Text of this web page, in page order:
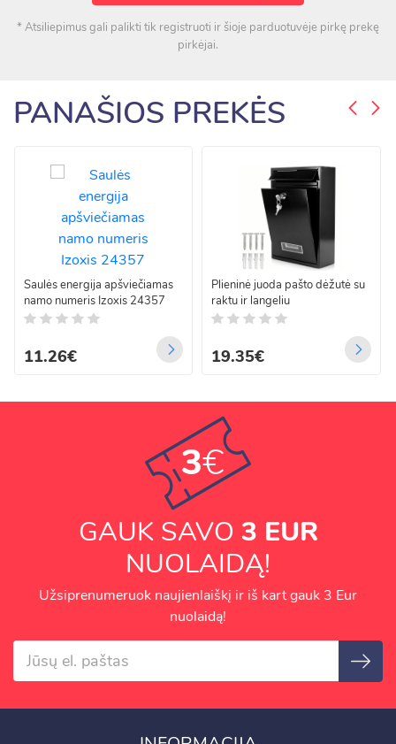
* Atsiliepimus gali palikti tik registruoti ir šioje parduotuvėje pirkę prekę
pirkėjai.
PANAŠIOS PREKĖS
Saulės energija apšviečiamas
namo numeris Izoxis 24357
11.26€
Plieninė juoda pašto dėžutė su
raktu ir langeliu
19.35€
3€
GAUK SAVO 3 EUR
NUOLAIDĄ!
Užsiprenumeruok naujienlaiškį ir iš kart gauk 3 Eur
nuolaidą!